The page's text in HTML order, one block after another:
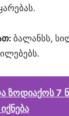
ბალანსს,
ზოდიაქოს 7